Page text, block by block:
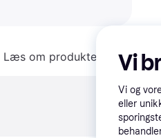
Læs om produktet Vi
Vi og
eller